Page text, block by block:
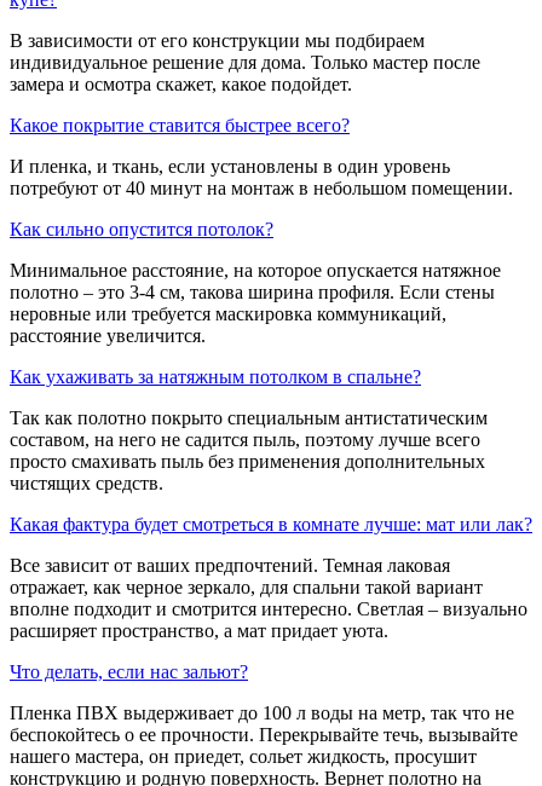
В зависимости от его конструкции мы подбираем
индивидуальное решение для дома. Только мастер после
замера и осмотра скажет, какое подойдет.
​Какое покрытие ставится быстрее всего?
И пленка, и ткань, если установлены в один уровень
потребуют от 40 минут на монтаж в небольшом помещении.
​Как сильно опустится потолок?
Минимальное расстояние, на которое опускается натяжное
полотно – это 3-4 см, такова ширина профиля. Если стены
неровные или требуется маскировка коммуникаций,
расстояние увеличится.
​Как ухаживать за натяжным потолком в спальне?
Так как полотно покрыто специальным антистатическим
составом, на него не садится пыль, поэтому лучше всего
просто смахивать пыль без применения дополнительных
чистящих средств.
​Какая фактура будет смотреться в комнате лучше: мат или лак?
Все зависит от ваших предпочтений. Темная лаковая
отражает, как черное зеркало, для спальни такой вариант
вполне подходит и смотрится интересно. Светлая – визуально
расширяет пространство, а мат придает уюта.
​Что делать, если нас зальют?
Пленка ПВХ выдерживает до 100 л воды на метр, так что не
беспокойтесь о ее прочности. Перекрывайте течь, вызывайте
нашего мастера, он приедет, сольет жидкость, просушит
конструкцию и родную поверхность. Вернет полотно на